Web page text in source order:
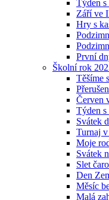
Týden
Září ve
Hry s
První
Školní rok
Těšíme
Červen
Týden s
Svátek
Turnaj
Moje
Svátek
Slet
Den
Měsíc
Malá